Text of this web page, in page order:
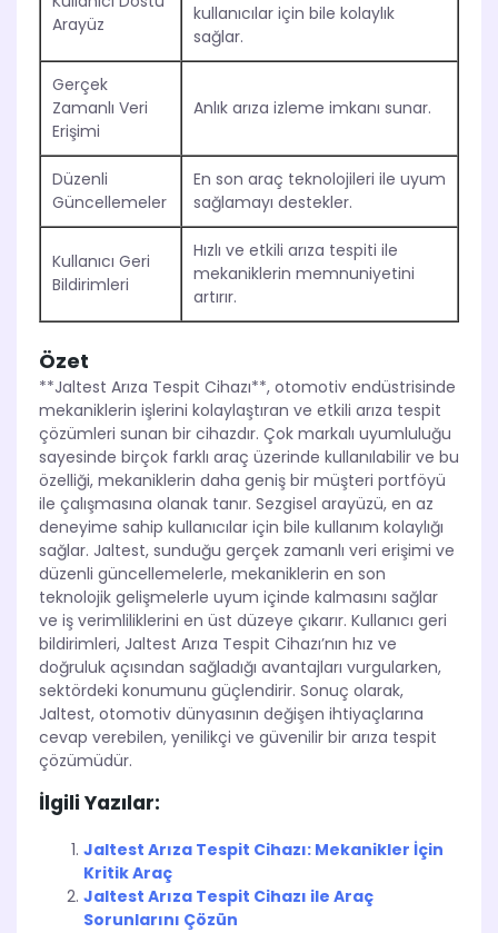
Arayüz
kullanıcılar için bile kolaylık
sağlar.
Gerçek
Zamanlı Veri
Erişimi
Anlık arıza izleme imkanı sunar.
Düzenli
Güncellemeler
En son araç teknolojileri ile uyum
sağlamayı destekler.
Kullanıcı Geri
Bildirimleri
Hızlı ve etkili arıza tespiti ile
mekaniklerin memnuniyetini
artırır.
Özet
**Jaltest Arıza Tespit Cihazı**, otomotiv endüstrisinde
mekaniklerin işlerini kolaylaştıran ve etkili arıza tespit
çözümleri sunan bir cihazdır. Çok markalı uyumluluğu
sayesinde birçok farklı araç üzerinde kullanılabilir ve bu
özelliği, mekaniklerin daha geniş bir müşteri portföyü
ile çalışmasına olanak tanır. Sezgisel arayüzü, en az
deneyime sahip kullanıcılar için bile kullanım kolaylığı
sağlar. Jaltest, sunduğu gerçek zamanlı veri erişimi ve
düzenli güncellemelerle, mekaniklerin en son
teknolojik gelişmelerle uyum içinde kalmasını sağlar
ve iş verimliliklerini en üst düzeye çıkarır. Kullanıcı geri
bildirimleri, Jaltest Arıza Tespit Cihazı’nın hız ve
doğruluk açısından sağladığı avantajları vurgularken,
sektördeki konumunu güçlendirir. Sonuç olarak,
Jaltest, otomotiv dünyasının değişen ihtiyaçlarına
cevap verebilen, yenilikçi ve güvenilir bir arıza tespit
çözümüdür.
İlgili Yazılar:
Jaltest Arıza Tespit Cihazı: Mekanikler İçin
Kritik Araç
Jaltest Arıza Tespit Cihazı ile Araç
Sorunlarını Çözün